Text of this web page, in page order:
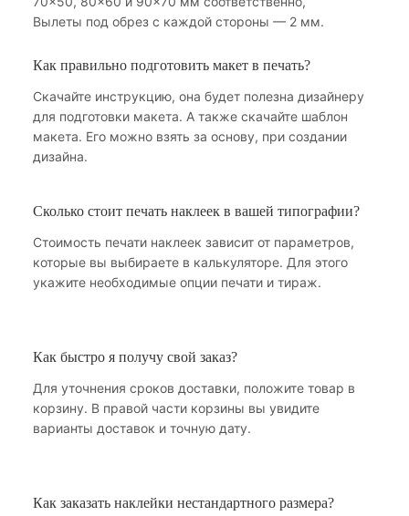
Вылеты под обрез с каждой стороны — 2 мм.
Как правильно подготовить макет в печать?
Скачайте инструкцию, она будет полезна дизайнеру
для подготовки макета. А также скачайте шаблон
макета. Его можно взять за основу, при создании
дизайна.
Сколько стоит печать наклеек в вашей типографии?
Стоимость печати наклеек зависит от параметров,
которые вы выбираете в калькуляторе. Для этого
укажите необходимые опции печати и тираж.
Как быстро я получу свой заказ?
Для уточнения сроков доставки, положите товар в
корзину. В правой части корзины вы увидите
варианты доставок и точную дату.
Как заказать наклейки нестандартного размера?